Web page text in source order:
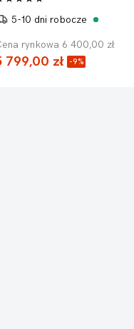
5-10 dni robocze
rynkowa 6 400,00 zł
799,00 zł -9%